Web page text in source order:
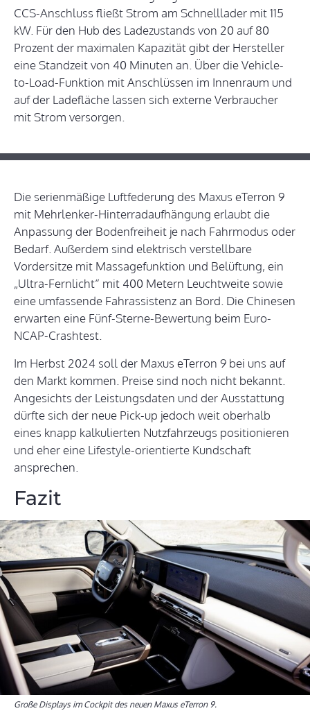
CCS-Anschluss fließt Strom am Schnelllader mit 115
kW. Für den Hub des Ladezustands von 20 auf 80
Prozent der maximalen Kapazität gibt der Hersteller
eine Standzeit von 40 Minuten an. Über die Vehicle-
to-Load-Funktion mit Anschlüssen im Innenraum und
auf der Ladefläche lassen sich externe Verbraucher
mit Strom versorgen.
Die serienmäßige Luftfederung des Maxus eTerron 9
mit Mehrlenker-Hinterradaufhängung erlaubt die
Anpassung der Bodenfreiheit je nach Fahrmodus oder
Bedarf. Außerdem sind elektrisch verstellbare
Vordersitze mit Massagefunktion und Belüftung, ein
„Ultra-Fernlicht“ mit 400 Metern Leuchtweite sowie
eine umfassende Fahrassistenz an Bord. Die Chinesen
erwarten eine Fünf-Sterne-Bewertung beim Euro-
NCAP-Crashtest.
Im Herbst 2024 soll der Maxus eTerron 9 bei uns auf
den Markt kommen. Preise sind noch nicht bekannt.
Angesichts der Leistungsdaten und der Ausstattung
dürfte sich der neue Pick-up jedoch weit oberhalb
eines knapp kalkulierten Nutzfahrzeugs positionieren
und eher eine Lifestyle-orientierte Kundschaft
ansprechen.
Fazit
Große Displays im Cockpit des neuen Maxus eTerron 9.